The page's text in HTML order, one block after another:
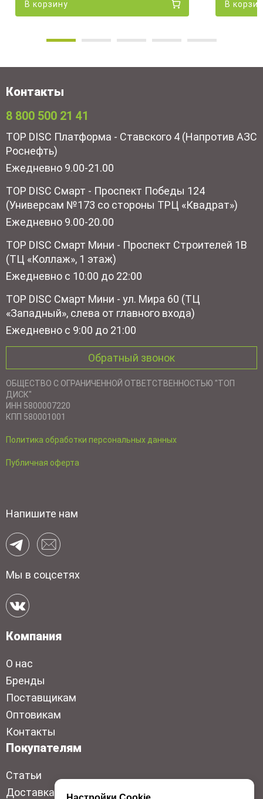
В корзину В
Контакты
8 800 500 21 41
TOP DISC Платформа - Ставского 4 (Напротив АЗС
Роснефть)
Ежедневно 9.00-21.00
TOP DISC Смарт - Проспект Победы 124
(Универсам №173 со стороны ТРЦ «Квадрат»)
Ежедневно 9.00-20.00
TOP DISC Смарт Мини - Проспект Строителей 1В
(ТЦ «Коллаж», 1 этаж)
Ежедневно с 10:00 до 22:00
TOP DISC Смарт Мини - ул. Мира 60 (ТЦ
«Западный», слева от главного входа)
Ежедневно с 9:00 до 21:00
Обратный звонок
ОБЩЕСТВО С ОГРАНИЧЕННОЙ ОТВЕТСТВЕННОСТЬЮ "ТОП
ДИСК"
ИНН 5800007220
КПП 580001001
Политика обработки персональных данных
Публичная оферта
Напишите нам
Мы в соцсетях
Компания
О нас
Бренды
Поставщикам
Оптовикам
Контакты
Покупателям
Статьи
Доставка